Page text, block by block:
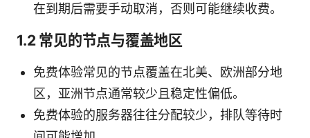
在到期后需要手动取消，否则可能继续收费。
1.2 常见的节点与覆盖地区
免费体验常见的节点覆盖在北美、欧洲部分地
区，亚洲节点通常较少且稳定性偏低。
免费体验的服务器往往分配较少，排队等待时